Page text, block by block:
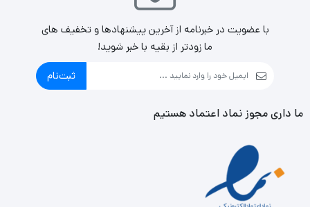
با عضویت در خبرنامه از آخرین پیشنهادها و تخفیف های
ما زودتر از بقیه با خبر شوید!
ثبت‌نام
ما داری مجوز نماد اعتماد هستیم